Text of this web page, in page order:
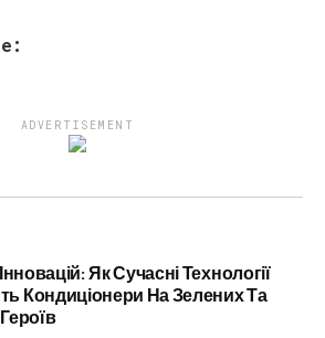
ADVERTISEMENT
Як Сучасні Технології
Кондиціонери На Зелених Та